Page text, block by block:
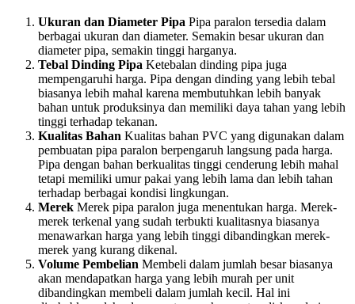
Ukuran dan Diameter Pipa Pipa paralon tersedia dalam
berbagai ukuran dan diameter. Semakin besar ukuran dan
diameter pipa, semakin tinggi harganya.
Tebal Dinding Pipa Ketebalan dinding pipa juga
mempengaruhi harga. Pipa dengan dinding yang lebih tebal
biasanya lebih mahal karena membutuhkan lebih banyak
bahan untuk produksinya dan memiliki daya tahan yang lebih
tinggi terhadap tekanan.
Kualitas Bahan Kualitas bahan PVC yang digunakan dalam
pembuatan pipa paralon berpengaruh langsung pada harga.
Pipa dengan bahan berkualitas tinggi cenderung lebih mahal
tetapi memiliki umur pakai yang lebih lama dan lebih tahan
terhadap berbagai kondisi lingkungan.
Merek Merek pipa paralon juga menentukan harga. Merek-
merek terkenal yang sudah terbukti kualitasnya biasanya
menawarkan harga yang lebih tinggi dibandingkan merek-
merek yang kurang dikenal.
Volume Pembelian Membeli dalam jumlah besar biasanya
akan mendapatkan harga yang lebih murah per unit
dibandingkan membeli dalam jumlah kecil. Hal ini